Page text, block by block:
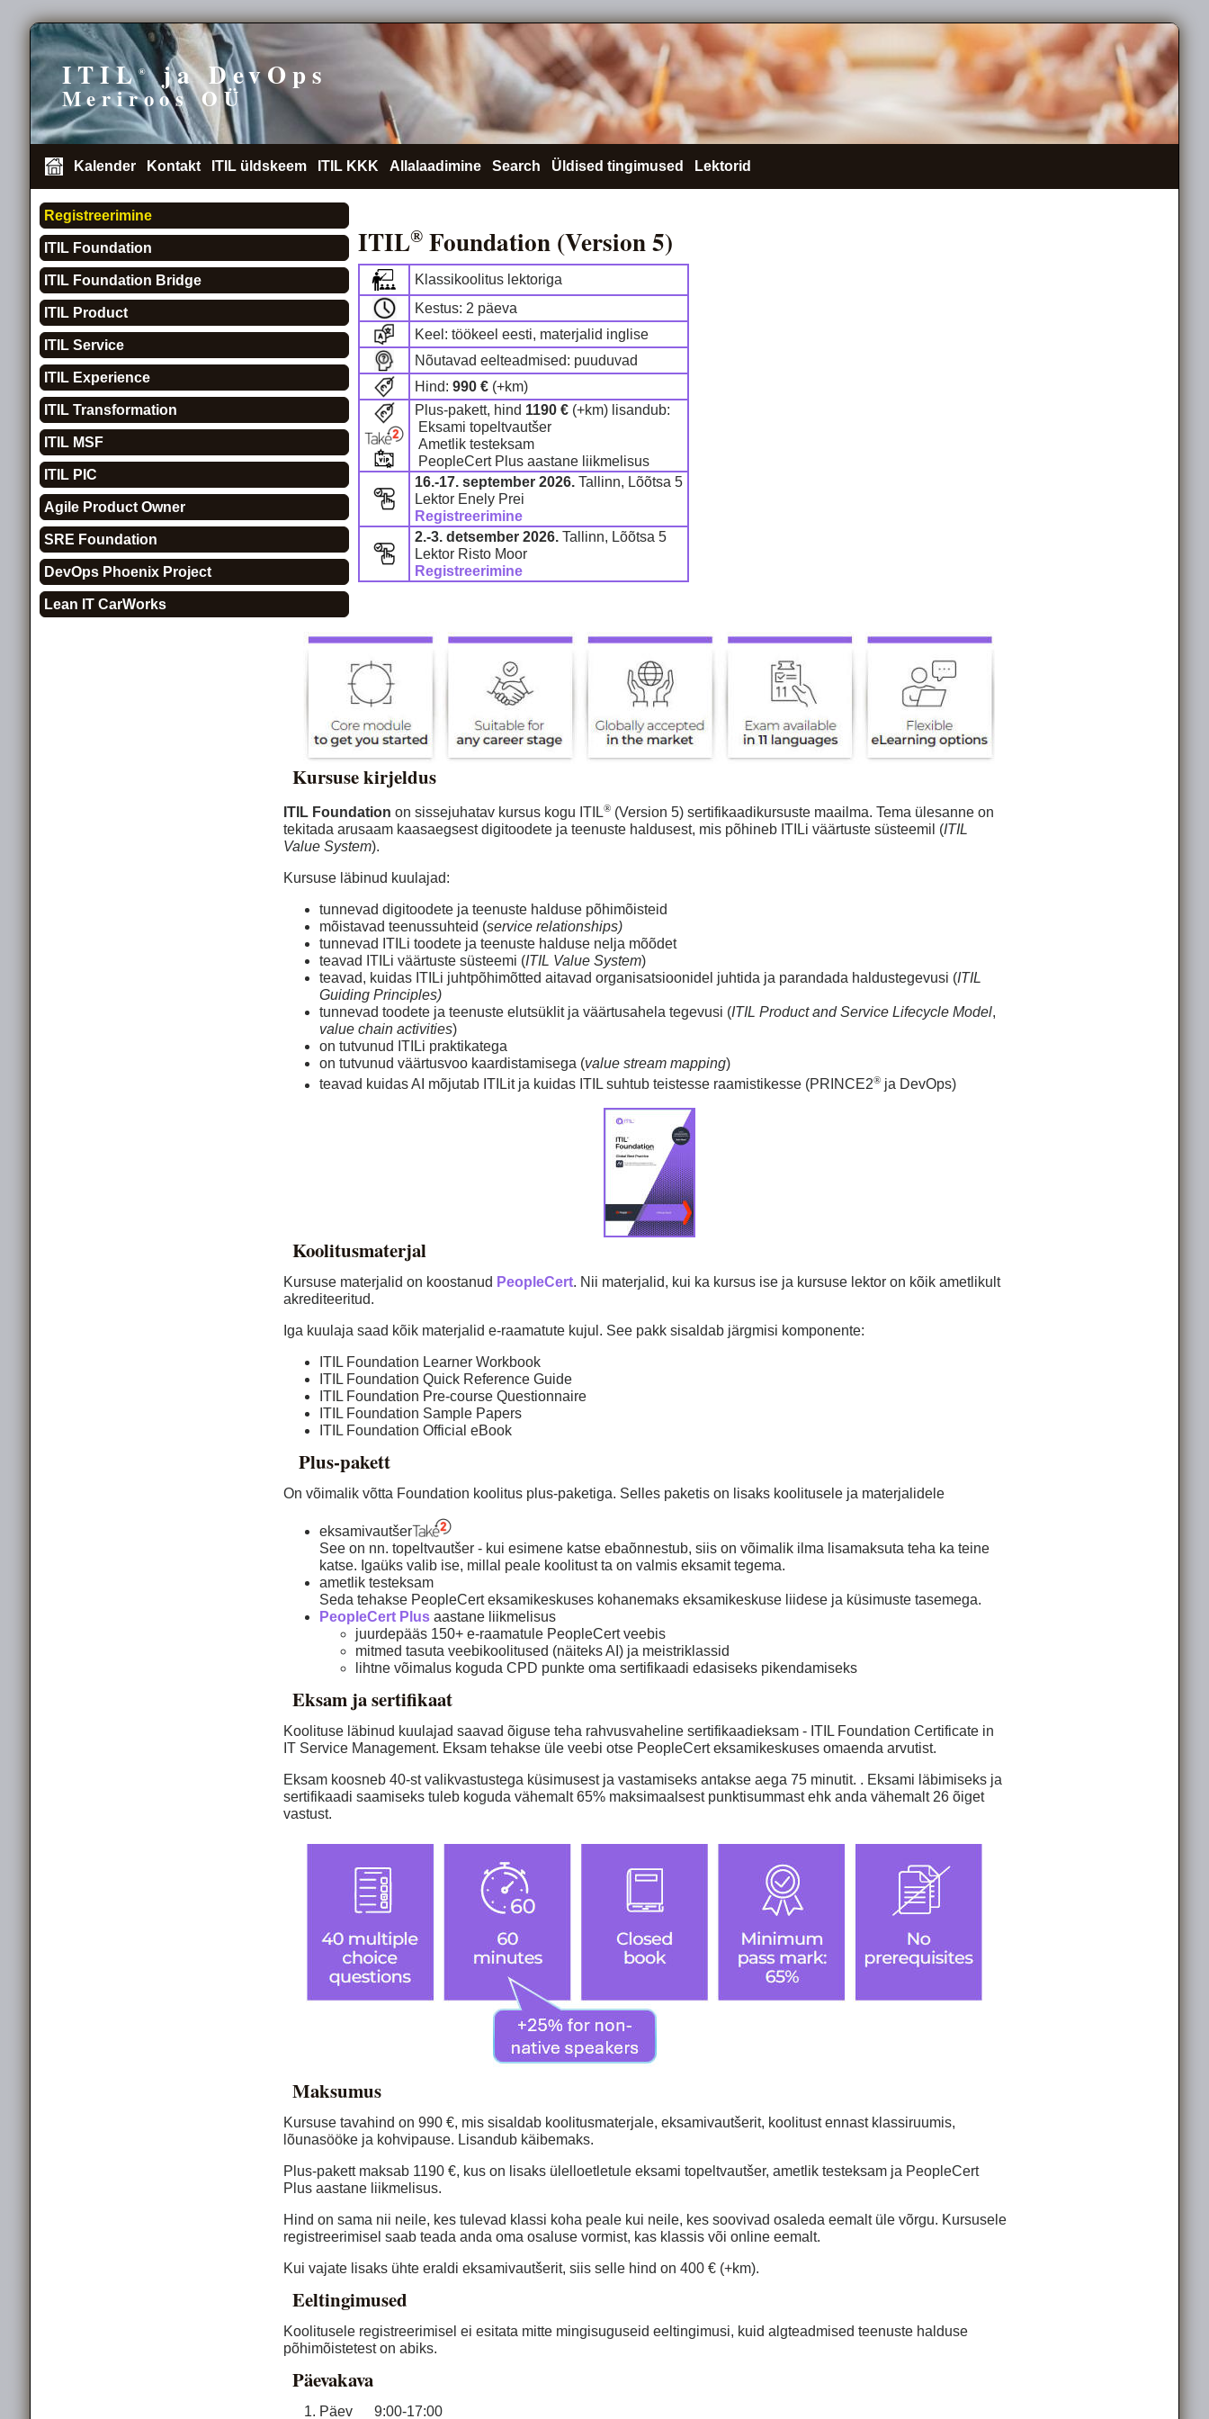
ITIL®ja DevOps
Meriroos OÜ
Kalender Kontakt ITIL üldskeem ITIL KKK Allalaadimine Search Üldised tingimused Lektorid
Registreerimine
ITIL Foundation
ITIL Foundation Bridge
ITIL Product
ITIL Service
ITIL Experience
ITIL Transformation
ITIL MSF
ITIL PIC
Agile Product Owner
SRE Foundation
DevOps Phoenix Project
Lean IT CarWorks
ITIL® Foundation (Version 5)
Klassikoolitus lektoriga
Kestus: 2 päeva
Keel: töökeel eesti, materjalid inglise
Nõutavad eelteadmised: puuduvad
Hind:990 € (+km)
Plus-pakett, hind 1190 € (+km) lisandub:
Eksami topeltvautšer
Ametlik testeksam
PeopleCert Plus aastane liikmelisus
16.-17. september 2026.Tallinn, Lõõtsa 5
Lektor Enely Prei
Registreerimine
2.-3. detsember 2026.Tallinn, Lõõtsa 5
Lektor Risto Moor
Registreerimine
Kursuse kirjeldus
ITIL Foundation on sissejuhatav kursus kogu ITIL®(Version 5) sertifikaadikursuste maailma. Tema ülesanne on
tekitada arusaam kaasaegsest digitoodete ja teenuste haldusest, mis põhineb ITILi väärtuste süsteemil (ITIL
Value System).
Kursuse läbinud kuulajad:
tunnevad digitoodete ja teenuste halduse põhimõisteid
mõistavad teenussuhteid (service relationships)
tunnevad ITILi toodete ja teenuste halduse nelja mõõdet
teavad ITILi väärtuste süsteemi (ITIL Value System)
teavad, kuidas ITILi juhtpõhimõtted aitavad organisatsioonidel juhtida ja parandada haldustegevusi (ITIL
Guiding Principles)
tunnevad toodete ja teenuste elutsüklit ja väärtusahela tegevusi (ITIL Product and Service Lifecycle Model,
value chain activities)
on tutvunud ITILi praktikatega
on tutvunud väärtusvoo kaardistamisega (value stream mapping)
teavad kuidas AI mõjutab ITILit ja kuidas ITIL suhtub teistesse raamistikesse (PRINCE2®ja DevOps)
Koolitusmaterjal
Kursuse materjalid on koostanud PeopleCert. Nii materjalid, kui ka kursus ise ja kursuse lektor on kõik ametlikult
akrediteeritud.
Iga kuulaja saad kõik materjalid e-raamatute kujul. See pakk sisaldab järgmisi komponente:
ITIL Foundation Learner Workbook
ITIL Foundation Quick Reference Guide
ITIL Foundation Pre-course Questionnaire
ITIL Foundation Sample Papers
ITIL Foundation Official eBook
Plus-pakett
On võimalik võtta Foundation koolitus plus-paketiga. Selles paketis on lisaks koolitusele ja materjalidele
eksamivautšer
See on nn. topeltvautšer - kui esimene katse ebaõnnestub, siis on võimalik ilma lisamaksuta teha ka teine
katse. Igaüks valib ise, millal peale koolitust ta on valmis eksamit tegema.
ametlik testeksam
Seda tehakse PeopleCert eksamikeskuses kohanemaks eksamikeskuse liidese ja küsimuste tasemega.
PeopleCert Plusaastane liikmelisus
juurdepääs 150+ e-raamatule PeopleCert veebis
mitmed tasuta veebikoolitused (näiteks AI) ja meistriklassid
lihtne võimalus koguda CPD punkte oma sertifikaadi edasiseks pikendamiseks
Eksam ja sertifikaat
Kooli­tuse läbinud kuulajad saavad õiguse teha rahvusvaheline sertifikaadieksam - ITIL Foundation Certificate in
IT Service Management. Eksam tehakse üle veebi otse PeopleCert eksamikeskuses omaenda arvutist.
Eksam koosneb 40-st valikvastustega küsimusest ja vastamiseks antakse aega 75 minutit. . Eksami läbimiseks ja
sertifikaadi saamiseks tuleb koguda vähemalt 65% maksimaalsest punktisummast ehk anda vähemalt 26 õiget
vastust.
Maksu­mus
Kursuse tavahind on 990 €, mis sisaldab koolitusmaterjale, eksamivautšerit, koolitust ennast klassiruumis,
lõunasööke ja kohvipause. Lisandub käibemaks.
Plus-pakett maksab 1190 €, kus on lisaks ülelloetletule eksami topeltvautšer, ametlik testeksam ja PeopleCert
Plus aastane liikmelisus.
Hind on sama nii neile, kes tulevad klassi koha peale kui neile, kes soovivad osaleda eemalt üle võrgu. Kursusele
registreerimisel saab teada anda oma osaluse vormist, kas klassis või online eemalt.
Kui vajate lisaks ühte eraldi eksamivautšerit, siis selle hind on 400 € (+km).
Eeltingimused
Koolitusele registreerimisel ei esitata mitte mingisuguseid eeltingimusi, kuid algteadmised teenuste halduse
põhimõistetest on abiks.
Päevakava
Päev 9:00-17:00